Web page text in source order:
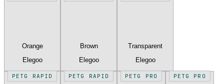
Orange
Elegoo
Brown
Elegoo
Transparent
Elegoo
PETG RAPID PETG RAPID PETG PRO PETG PRO